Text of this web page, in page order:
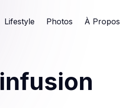
Lifestyle Photos À Propos
infusion